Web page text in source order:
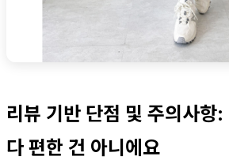
리뷰 기반 단점 및 주의사항
다 편한 건 아니에요